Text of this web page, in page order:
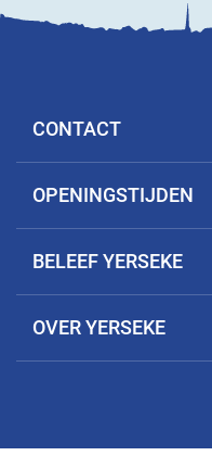
CONTACT
OPENINGSTIJDEN
BELEEF YERSEKE
OVER YERSEKE